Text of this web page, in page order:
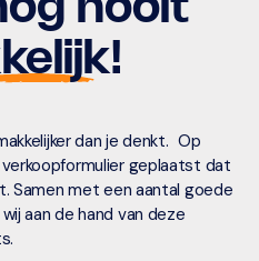
nooit
dan je denkt. Op
geplaatst dat
Samen met een aantal goede
aan de hand van deze